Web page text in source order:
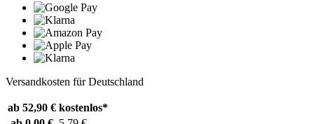
Versandkosten für Deutschland
ab 52,90 € kostenlos*